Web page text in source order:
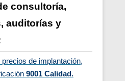
consultoría,
auditorías y
de implantación,
9001 Calidad.